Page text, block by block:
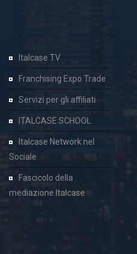
Italcase TV
Franchising Expo Trade
Servizi per gli affiliati
ITALCASE SCHOOL
Italcase Network nel
Sociale
Fascicolo della
mediazione Italcase